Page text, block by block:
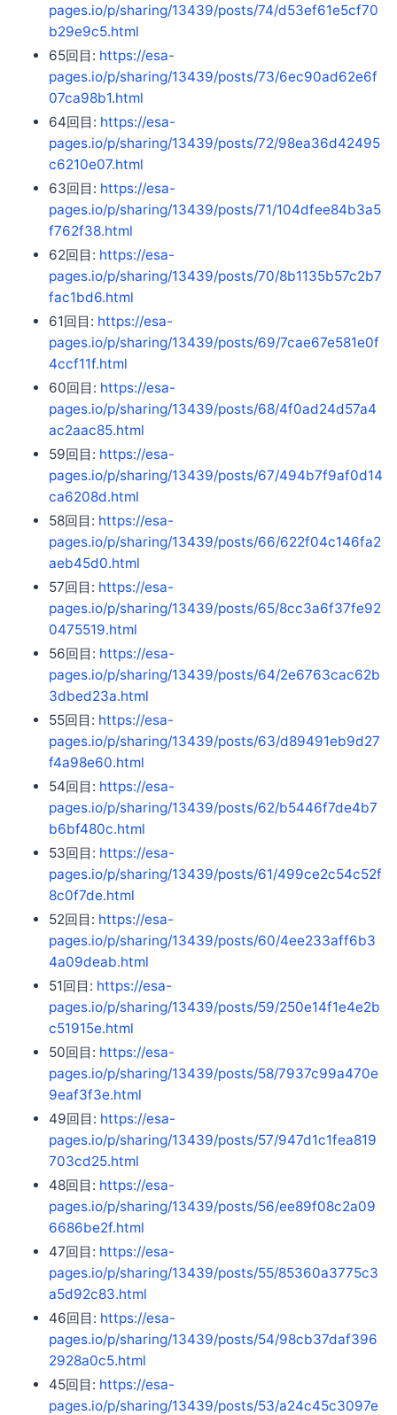
pages.io/p/sharing/13439/posts/74/d53ef61e5cf70
b29e9c5.html
65回目: https://esa-
pages.io/p/sharing/13439/posts/73/6ec90ad62e6f
07ca98b1.html
64回目: https://esa-
pages.io/p/sharing/13439/posts/72/98ea36d42495
c6210e07.html
63回目: https://esa-
pages.io/p/sharing/13439/posts/71/104dfee84b3a5
f762f38.html
62回目: https://esa-
pages.io/p/sharing/13439/posts/70/8b1135b57c2b7
fac1bd6.html
61回目: https://esa-
pages.io/p/sharing/13439/posts/69/7cae67e581e0f
4ccf11f.html
60回目: https://esa-
pages.io/p/sharing/13439/posts/68/4f0ad24d57a4
ac2aac85.html
59回目: https://esa-
pages.io/p/sharing/13439/posts/67/494b7f9af0d14
ca6208d.html
58回目: https://esa-
pages.io/p/sharing/13439/posts/66/622f04c146fa2
aeb45d0.html
57回目: https://esa-
pages.io/p/sharing/13439/posts/65/8cc3a6f37fe92
0475519.html
56回目: https://esa-
pages.io/p/sharing/13439/posts/64/2e6763cac62b
3dbed23a.html
55回目: https://esa-
pages.io/p/sharing/13439/posts/63/d89491eb9d27
f4a98e60.html
54回目: https://esa-
pages.io/p/sharing/13439/posts/62/b5446f7de4b7
b6bf480c.html
53回目: https://esa-
pages.io/p/sharing/13439/posts/61/499ce2c54c52f
8c0f7de.html
52回目: https://esa-
pages.io/p/sharing/13439/posts/60/4ee233aff6b3
4a09deab.html
51回目: https://esa-
pages.io/p/sharing/13439/posts/59/250e14f1e4e2b
c51915e.html
50回目: https://esa-
pages.io/p/sharing/13439/posts/58/7937c99a470e
9eaf3f3e.html
49回目: https://esa-
pages.io/p/sharing/13439/posts/57/947d1c1fea819
703cd25.html
48回目: https://esa-
pages.io/p/sharing/13439/posts/56/ee89f08c2a09
6686be2f.html
47回目: https://esa-
pages.io/p/sharing/13439/posts/55/85360a3775c3
a5d92c83.html
46回目: https://esa-
pages.io/p/sharing/13439/posts/54/98cb37daf396
2928a0c5.html
45回目: https://esa-
pages.io/p/sharing/13439/posts/53/a24c45c3097e